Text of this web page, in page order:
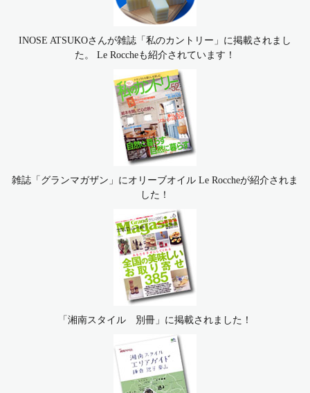
INOSE ATSUKOさんが雑誌「私のカントリー」に掲載されまし
た。 Le Roccheも紹介されています！
雑誌「グランマガザン」にオリーブオイル Le Roccheが紹介されま
した！
「湘南スタイル 別冊」に掲載されました！